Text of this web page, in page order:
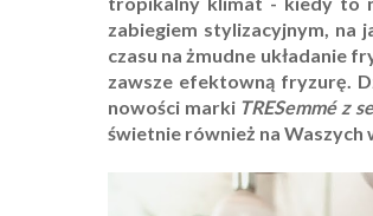
zabiegiem stylizacyjnym, na
czasu na żmudne układanie
zawsze efektowną fryzurę.
nowości marki TRESemmé z
świetnie również na Waszych